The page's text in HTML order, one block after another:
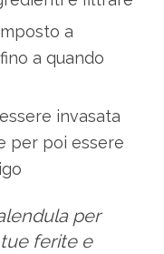
a
a quando
invasata
per poi essere
per
ferite e